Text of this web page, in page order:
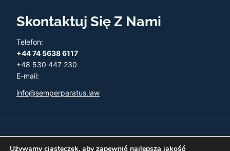
Skontaktuj Się Z Nami
Telefon:
+44 74 5638 6117
+48 530 447 230
E-mail:
info@semperparatus.law
© 2026 Semper Paratus - Twoja księgowość w UK
Używamy ciasteczek, aby zapewnić najlepszą jakość